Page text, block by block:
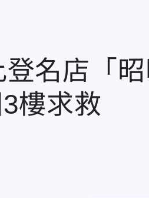
名店「
樓求救